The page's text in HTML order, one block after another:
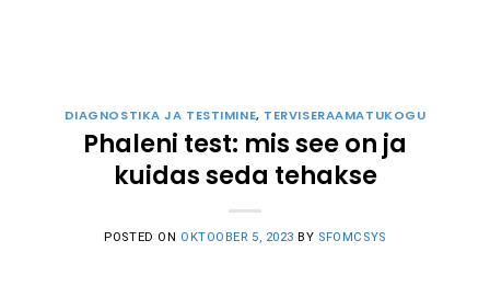
DIAGNOSTIKA JA TESTIMINE, TERVISERAAMATUKOGU
Phaleni test: mis see on ja
kuidas seda tehakse
POSTED ON OKTOOBER 5, 2023 BY SFOMCSYS